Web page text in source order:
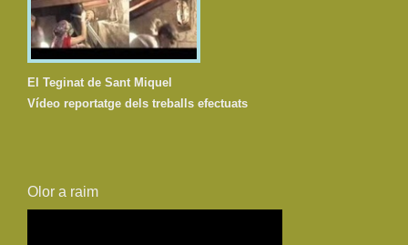
El Teginat de Sant Miquel
Vídeo reportatge dels treballs efectuats
Olor a raim